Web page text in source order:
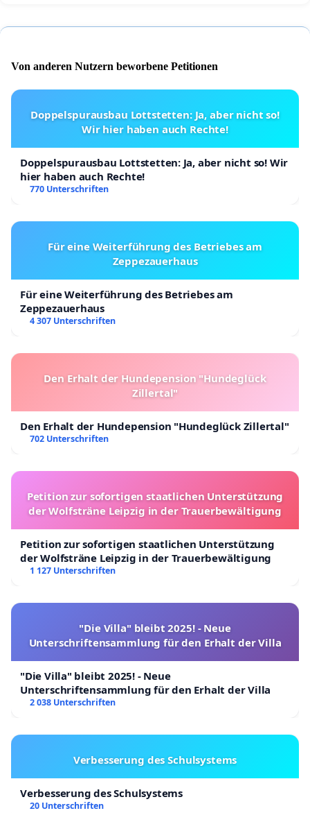
Von anderen Nutzern beworbene Petitionen
Doppelspurausbau Lottstetten: Ja, aber nicht so!
Wir hier haben auch Rechte!
Doppelspurausbau Lottstetten: Ja, aber nicht so! Wir
hier haben auch Rechte!
770 Unterschriften
Für eine Weiterführung des Betriebes am
Zeppezauerhaus
Für eine Weiterführung des Betriebes am
Zeppezauerhaus
4 307 Unterschriften
Den Erhalt der Hundepension "Hundeglück
Zillertal"
Den Erhalt der Hundepension "Hundeglück Zillertal"
702 Unterschriften
Petition zur sofortigen staatlichen Unterstützung
der Wolfsträne Leipzig in der Trauerbewältigung
Petition zur sofortigen staatlichen Unterstützung
der Wolfsträne Leipzig in der Trauerbewältigung
1 127 Unterschriften
"Die Villa" bleibt 2025! - Neue
Unterschriftensammlung für den Erhalt der Villa
"Die Villa" bleibt 2025! - Neue
Unterschriftensammlung für den Erhalt der Villa
2 038 Unterschriften
Verbesserung des Schulsystems
Verbesserung des Schulsystems
20 Unterschriften